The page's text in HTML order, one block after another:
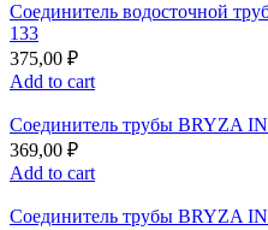
Соединитель водосточной
133
375,00 ₽
Add to cart
Соединитель трубы BRYZA
369,00 ₽
Add to cart
Соединитель трубы BRYZA